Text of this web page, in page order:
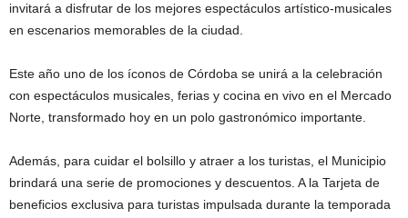
invitará a disfrutar de los mejores espectáculos artístico-musicales
en escenarios memorables de la ciudad.
Este año uno de los íconos de Córdoba se unirá a la celebración
con espectáculos musicales, ferias y cocina en vivo en el Mercado
Norte, transformado hoy en un polo gastronómico importante.
Además, para cuidar el bolsillo y atraer a los turistas, el Municipio
brindará una serie de promociones y descuentos. A la Tarjeta de
beneficios exclusiva para turistas impulsada durante la temporada